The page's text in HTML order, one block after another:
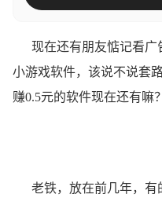
现在还有朋友惦记看广
小游戏软件，该说不说套
赚0.5元的软件现在还有嘛？
老铁，放在前几年，有